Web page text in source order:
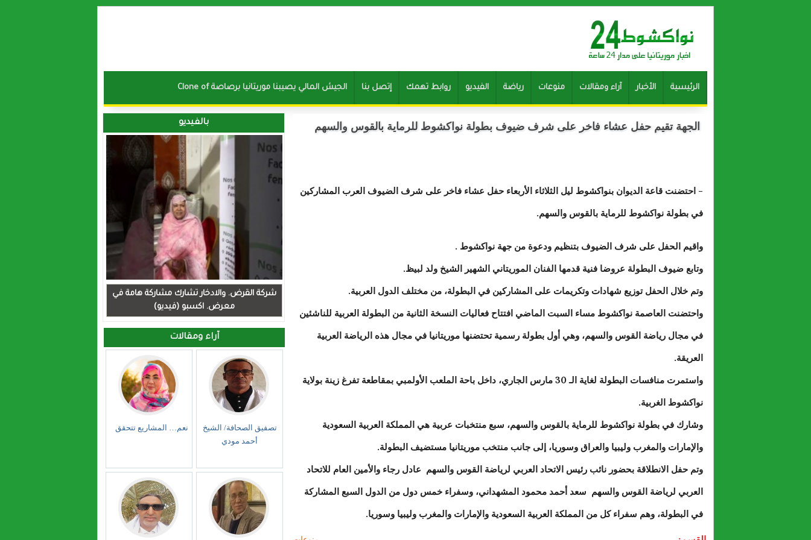
الرئيسية الأخبار آراء ومقالات منوعات رياضة الفيديو روابط تهمك إتصل بنا Clone of الجيش المالي يصيبنا موريتانيا برصاصة
الجهة تقيم حفل عشاء فاخر على شرف ضيوف بطولة نواكشوط للرماية بالقوس والسهم
- احتضنت قاعة الديوان بنواكشوط ليل الثلاثاء الأربعاء حفل عشاء فاخر على شرف الضيوف العرب المشاركين
في بطولة نواكشوط للرماية بالقوس والسهم.
واقيم الحفل على شرف الضيوف بتنظيم ودعوة من جهة نواكشوط .
وتابع ضيوف البطولة عروضا فنية قدمها الفنان الموريتاني الشهير الشيخ ولد لبيظ.
وتم خلال الحفل توزيع شهادات وتكريمات على المشاركين في البطولة، من مختلف الدول العربية.
واحتضنت العاصمة نواكشوط مساء السبت الماضي افتتاح فعاليات النسخة الثانية من البطولة العربية للناشئين
في مجال رياضة القوس والسهم، وهي أول بطولة رسمية تحتضنها موريتانيا في مجال هذه الرياضة العربية
العريقة.
واستمرت منافسات البطولة لغاية الـ 30 مارس الجاري، داخل باحة الملعب الأولمبي بمقاطعة تفرغ زينة بولاية
نواكشوط الغربية.
وشارك في بطولة نواكشوط للرماية بالقوس والسهم، سبع منتخبات عربية هي المملكة العربية السعودية
والإمارات والمغرب وليبيا والعراق وسوريا، إلى جانب منتخب موريتانيا مستضيف البطولة.
وتم حفل الانطلاقة بحضور نائب رئيس الاتحاد العربي لرياضة القوس والسهم عادل رجاء والأمين العام للاتحاد
العربي لرياضة القوس والسهم سعد أحمد محمود المشهداني، وسفراء خمس دول من الدول السبع المشاركة
في البطولة، وهم سفراء كل من المملكة العربية السعودية والإمارات والمغرب وليبيا وسوريا.
بالفيديو
شركة القرض. والادخار تشارك مشاركة هامة في
معرض. اكسبو (فيديو)
آراء ومقالات
تصفيق الصحافة/ الشيخ
أحمد مودي
نعم… المشاريع تتحقق